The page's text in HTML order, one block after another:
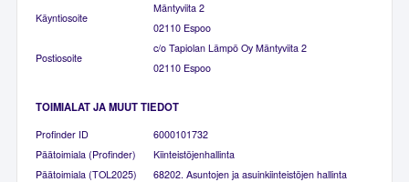
Käyntiosoite
Mäntyviita 2
02110 Espoo
Postiosoite
c/o Tapiolan Lämpö Oy Mäntyviita 2
02110 Espoo
TOIMIALAT JA MUUT TIEDOT
Profinder ID
6000101732
Päätoimiala (Profinder)
Kiinteistöjenhallinta
Päätoimiala (TOL2025)
68202. Asuntojen ja asuinkiinteistöjen hallinta